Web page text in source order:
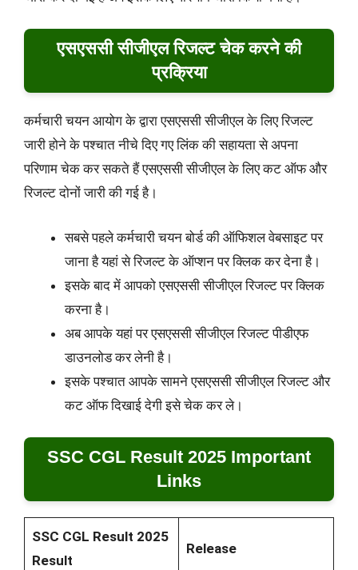
एसएससी सीजीएल रिजल्ट चेक करने की
प्रक्रिया
कर्मचारी चयन आयोग के द्वारा एसएससी सीजीएल के लिए रिजल्ट
जारी होने के पश्चात नीचे दिए गए लिंक की सहायता से अपना
परिणाम चेक कर सकते हैं एसएससी सीजीएल के लिए कट ऑफ और
रिजल्ट दोनों जारी की गई है।
सबसे पहले कर्मचारी चयन बोर्ड की ऑफिशल वेबसाइट पर
जाना है यहां से रिजल्ट के ऑप्शन पर क्लिक कर देना है।
इसके बाद में आपको एसएससी सीजीएल रिजल्ट पर क्लिक
करना है।
अब आपके यहां पर एसएससी सीजीएल रिजल्ट पीडीएफ
डाउनलोड कर लेनी है।
इसके पश्चात आपके सामने एसएससी सीजीएल रिजल्ट और
कट ऑफ दिखाई देगी इसे चेक कर ले।
SSC CGL Result 2025 Important
Links
SSC CGL Result 2025
Result
Release